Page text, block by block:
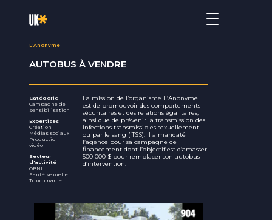
L'Anonyme
AUTOBUS À VENDRE
Catégorie
Campagne de
sensibilisation
Expertises
Création
Médias sociaux
Production
vidéo
Secteur
d'activité
OBNL
Santé sexuelle
Toxicomanie
La mission de l’organisme L’Anonyme
est de promouvoir des comportements
sécuritaires et des relations égalitaires,
ainsi que de prévenir la transmission des
infections transmissibles sexuellement
ou par le sang (ITSS). Il a mandaté
l’agence pour sa campagne de
financement dont l’objectif est d’amasser
500 000 $ pour remplacer son autobus
d’intervention.